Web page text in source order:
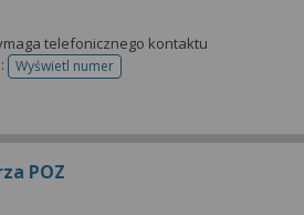
telefonicznego kontaktu
Wyświetl numertelefonu do rejestracji
POZ